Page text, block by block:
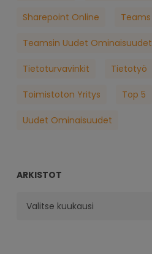
Sharepoint Online Teams
Teamsin Uudet Ominaisuudet
Tietoturvavinkit Tietotyö
Toimistoton Yritys Top 5
Uudet Ominaisuudet
ARKISTOT
Arkistot